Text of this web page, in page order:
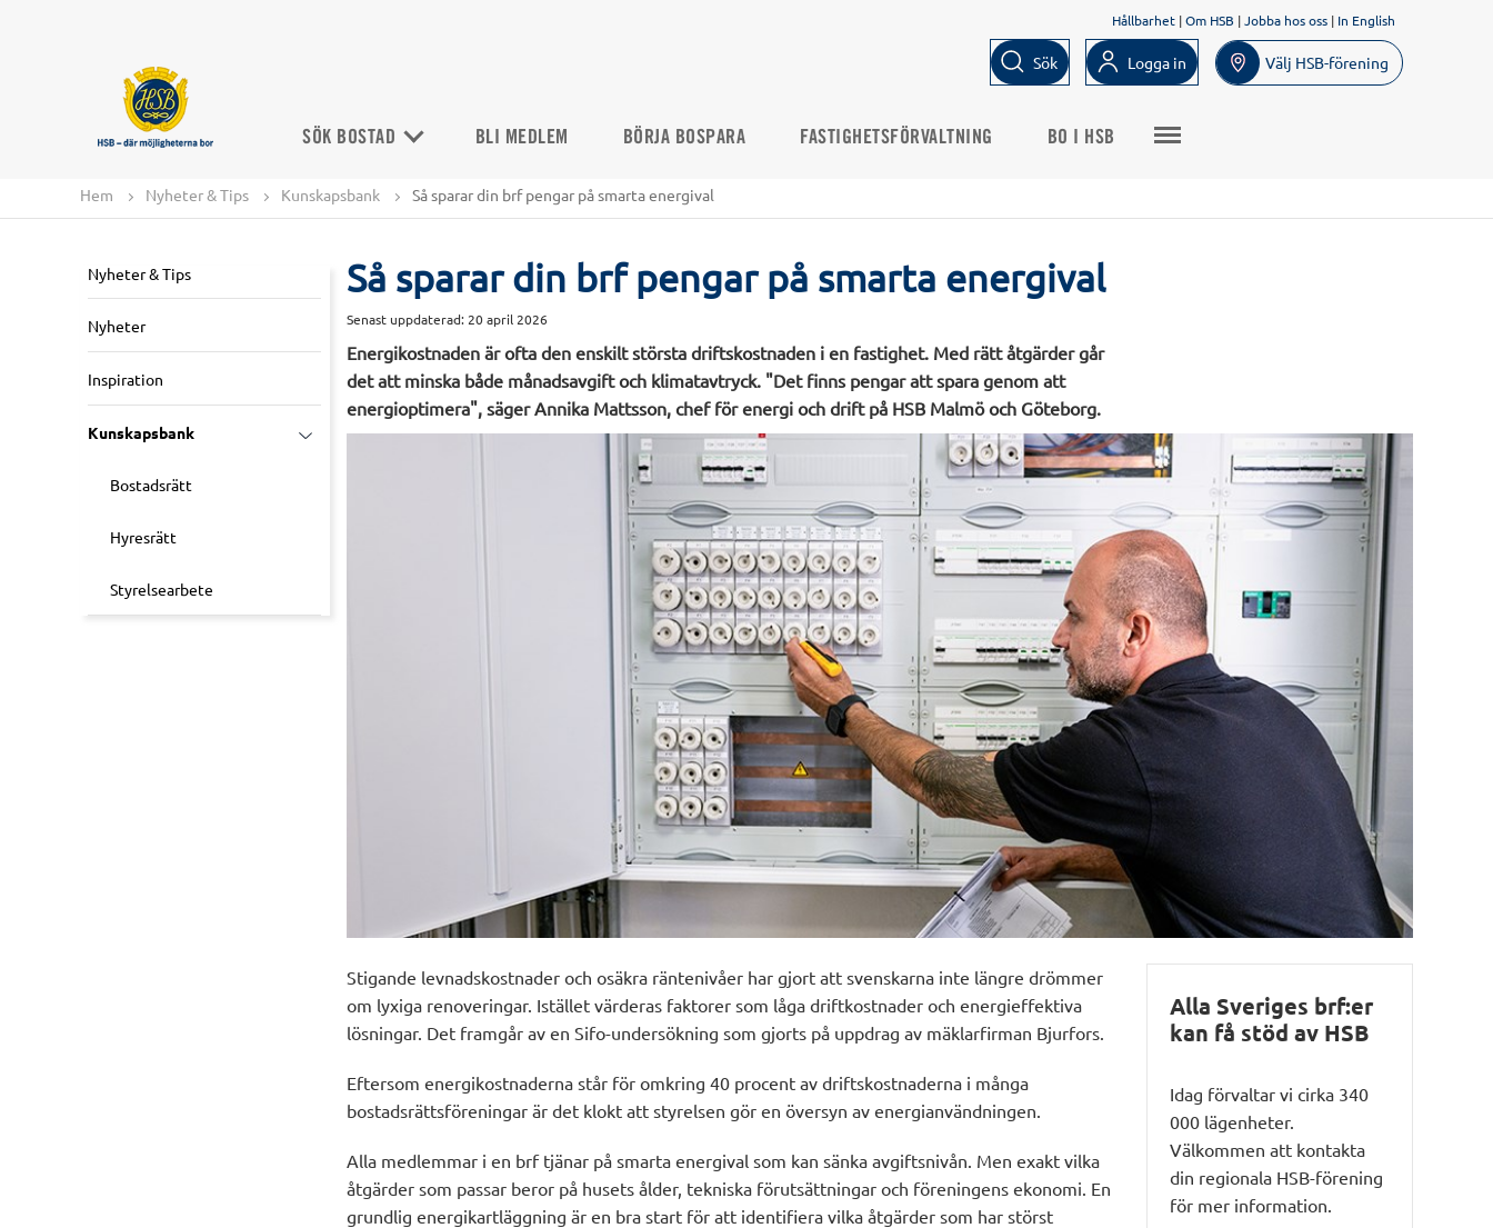
Hållbarhet |Om HSB |Jobba hos oss | In English
Sök Logga in Välj HSB-förening
SÖK BOSTAD BLI MEDLEM BÖRJA BOSPARA FASTIGHETSFÖRVALTNING BO I HSB
Hem Nyheter & Tips Kunskapsbank Så sparar din brf pengar på smarta energival
Nyheter & Tips
Nyheter
Inspiration
Kunskapsbank
Bostadsrätt
Hyresrätt
Styrelsearbete
Så sparar din brf pengar på smarta energival
Senast uppdaterad: 20 april 2026
Energikostnaden är ofta den enskilt största driftskostnaden i en fastighet. Med rätt åtgärder går
det att minska både månadsavgift och klimatavtryck. "Det finns pengar att spara genom att
energioptimera", säger Annika Mattsson, chef för energi och drift på HSB Malmö och Göteborg.
Stigande levnadskostnader och osäkra räntenivåer har gjort att svenskarna inte längre drömmer
om lyxiga renoveringar. Istället värderas faktorer som låga driftkostnader och energieffektiva
lösningar. Det framgår av en Sifo-undersökning som gjorts på uppdrag av mäklarfirman Bjurfors.
Eftersom energikostnaderna står för omkring 40 procent av driftskostnaderna i många
bostadsrättsföreningar är det klokt att styrelsen gör en översyn av energianvändningen.
Alla medlemmar i en brf tjänar på smarta energival som kan sänka avgiftsnivån. Men exakt vilka
åtgärder som passar beror på husets ålder, tekniska förutsättningar och föreningens ekonomi. En
grundlig energikartläggning är en bra start för att identifiera vilka åtgärder som har störst
Alla Sveriges brf:er
kan få stöd av HSB
Idag förvaltar vi cirka 340
000 lägenheter.
Välkommen att kontakta
din regionala HSB-förening
för mer information.